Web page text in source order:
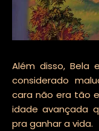
Além disso, Bela
considerado
cara não era tão
idade avançada
pra ganhar a vida.